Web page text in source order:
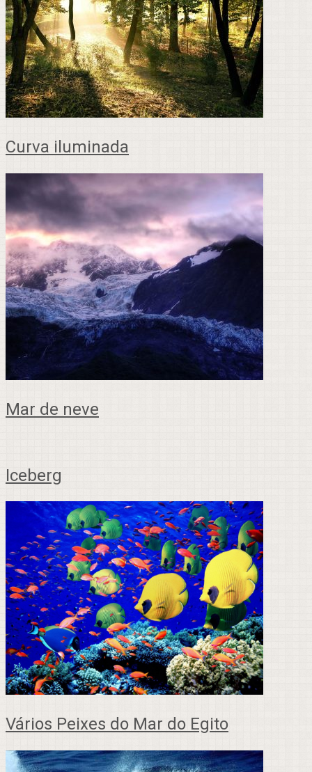
Curva iluminada
Mar de neve
Iceberg
Vários Peixes do Mar do Egito